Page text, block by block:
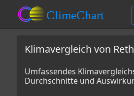
Klimavergleich von
Umfassendes
Durchschnitte und